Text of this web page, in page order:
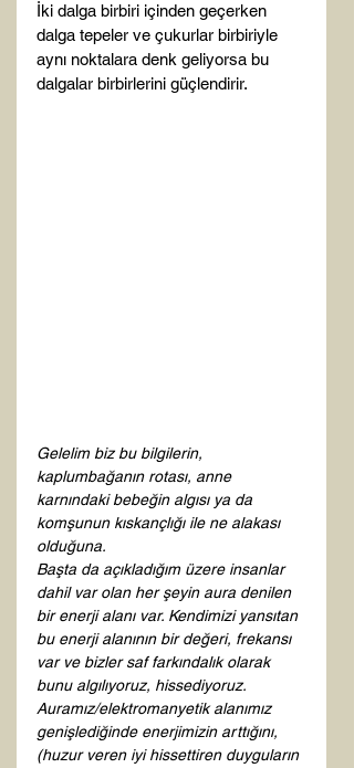
İki dalga birbiri içinden geçerken
dalga tepeler ve çukurlar birbiriyle
aynı noktalara denk geliyorsa bu
dalgalar birbirlerini güçlendirir.
Gelelim biz bu bilgilerin,
kaplumbağanın rotası, anne
karnındaki bebeğin algısı ya da
komşunun kıskançlığı ile ne alakası
olduğuna.
Başta da açıkladığım üzere insanlar
dahil var olan her şeyin aura denilen
bir enerji alanı var. Kendimizi yansıtan
bu enerji alanının bir değeri, frekansı
var ve bizler saf farkındalık olarak
bunu algılıyoruz, hissediyoruz.
Auramız/elektromanyetik alanımız
genişlediğinde enerjimizin arttığını,
(huzur veren iyi hissettiren duyguların